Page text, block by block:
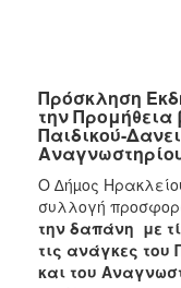
2022
2021
2020
2019
2018
2017
Πρόσκληση
την Προμήθεια
Παιδικού-
Ο ∆ήµος
συλλογή
την δαπάνη με
τις ανάγκες του
και του